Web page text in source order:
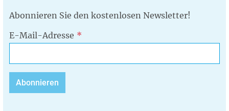
Abonnieren Sie den kostenlosen Newsletter!
E-Mail-Adresse